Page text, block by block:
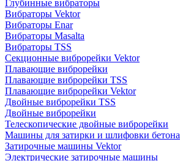
Глубинные вибраторы
Вибраторы Vektor
Вибраторы Enar
Вибраторы Masalta
Вибраторы TSS
Секционные виброрейки Vektor
Плавающие виброрейки
Плавающие виброрейки TSS
Плавающие виброрейки Vektor
Двойные виброрейки TSS
Двойные виброрейки
Телескопические двойные виброрейки
Машины для затирки и шлифовки бетона
Затирочные машины Vektor
Электрические затирочные машины